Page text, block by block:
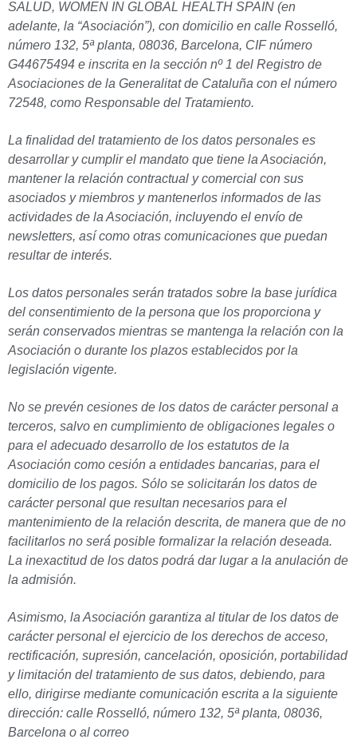
SALUD, WOMEN IN GLOBAL HEALTH SPAIN (en
adelante, la “Asociación”), con domicilio en calle Rosselló,
número 132, 5ª planta, 08036, Barcelona, CIF número
G44675494 e inscrita en la sección nº 1 del Registro de
Asociaciones de la Generalitat de Cataluña con el número
72548, como Responsable del Tratamiento.
La finalidad del tratamiento de los datos personales es
desarrollar y cumplir el mandato que tiene la Asociación,
mantener la relación contractual y comercial con sus
asociados y miembros y mantenerlos informados de las
actividades de la Asociación, incluyendo el envío de
newsletters, así como otras comunicaciones que puedan
resultar de interés.
Los datos personales serán tratados sobre la base jurídica
del consentimiento de la persona que los proporciona y
serán conservados mientras se mantenga la relación con la
Asociación o durante los plazos establecidos por la
legislación vigente.
No se prevén cesiones de los datos de carácter personal a
terceros, salvo en cumplimiento de obligaciones legales o
para el adecuado desarrollo de los estatutos de la
Asociación como cesión a entidades bancarias, para el
domicilio de los pagos. Sólo se solicitarán los datos de
carácter personal que resultan necesarios para el
mantenimiento de la relación descrita, de manera que de no
facilitarlos no será́ posible formalizar la relación deseada.
La inexactitud de los datos podrá dar lugar a la anulación de
la admisión.
Asimismo, la Asociación garantiza al titular de los datos de
carácter personal el ejercicio de los derechos de acceso,
rectificación, supresión, cancelación, oposición, portabilidad
y limitación del tratamiento de sus datos, debiendo, para
ello, dirigirse mediante comunicación escrita a la siguiente
dirección: calle Rosselló, número 132, 5ª planta, 08036,
Barcelona o al correo